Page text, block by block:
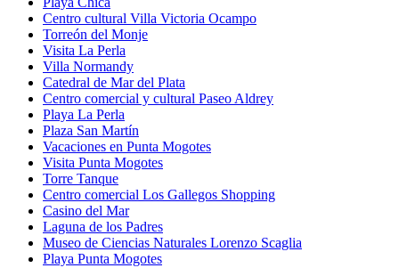
Centro cultural Villa Victoria Ocampo
Torreón del Monje
Visita La Perla
Villa Normandy
Catedral de Mar del Plata
Centro comercial y cultural Paseo Aldrey
Playa La Perla
Plaza San Martín
Vacaciones en Punta Mogotes
Visita Punta Mogotes
Torre Tanque
Centro comercial Los Gallegos Shopping
Casino del Mar
Laguna de los Padres
Museo de Ciencias Naturales Lorenzo Scaglia
Playa Punta Mogotes